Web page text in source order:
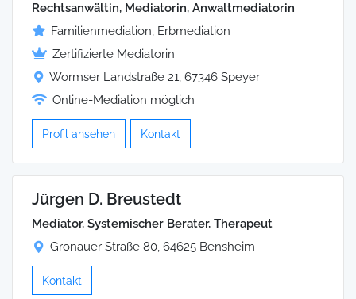
Rechtsanwältin, Mediatorin, Anwaltmediatorin
Familienmediation, Erbmediation
Zertifizierte Mediatorin
Wormser Landstraße 21, 67346 Speyer
Online-Mediation möglich
Profil ansehen Kontakt
Jürgen D. Breustedt
Mediator, Systemischer Berater, Therapeut
Gronauer Straße 80, 64625 Bensheim
Kontakt